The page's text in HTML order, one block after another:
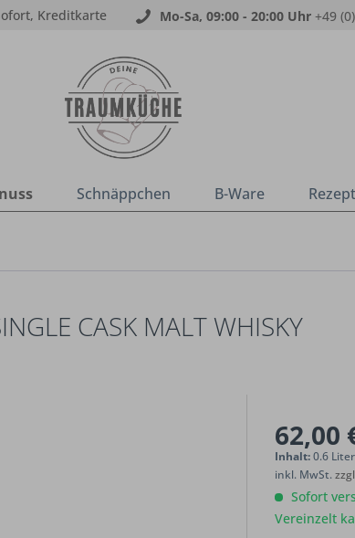
Kreditkarte Mo-Sa, 09:00 - 20:00 Uhr +49
Schnäppchen B-Ware
CASK MALT WHISKY
62,00
Inhalt:0.6
inkl. MwSt.
Sofort
Vereinzelt